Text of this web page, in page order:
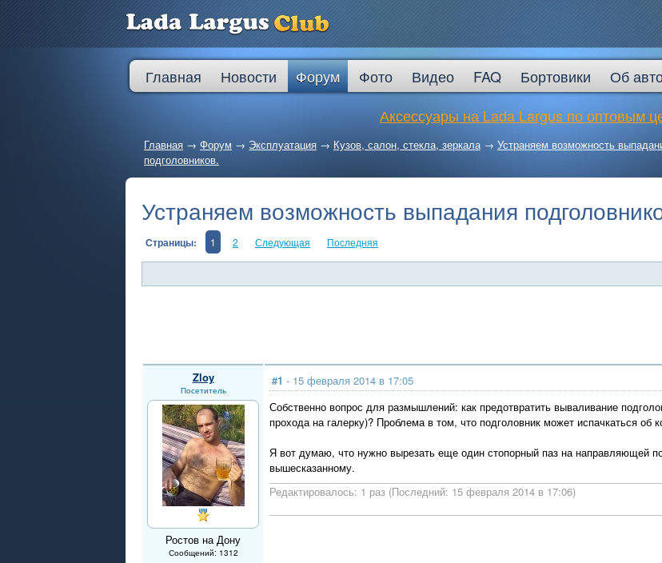
Главная Новости Форум Фото Видео FAQ Бортовики Об
Аксессуары на Lada Largus по оптовым
Главная → Форум → Эксплуатация → Кузов, салон, стекла, зеркала→ Устраняем возможность
подголовников.
Устраняем возможность выпадания
Страницы: 1 2 Следующая Последняя
Zloy
Посетитель
Ростов на Дону
Сообщений: 1312
#1 - 15 февраля 2014 в 17:05
Собственно вопрос для размышлений: как предотвратить вываливание
прохода на галерку)? Проблема в том, что подголовник может испачкаться об
Я вот думаю, что нужно вырезать еще один стопорный паз на направляющей
вышесказанному.
Редактировалось: 1 раз (Последний: 15 февраля 2014 в 17:06)